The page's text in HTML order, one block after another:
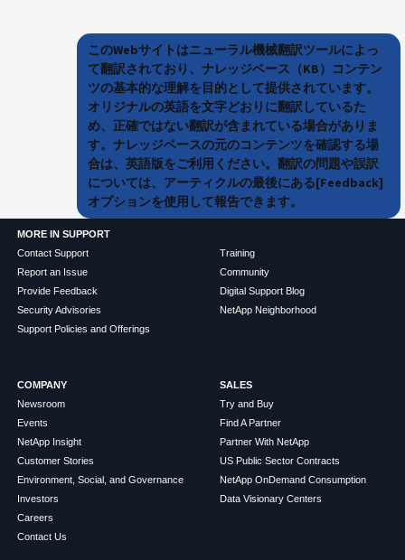
このWebサイトはニューラル機械翻訳ツールによっ
て翻訳されており、ナレッジベース（KB）コンテン
ツの基本的な理解を目的として提供されています。
オリジナルの英語を文字どおりに翻訳しているた
め、正確ではない翻訳が含まれている場合がありま
す。ナレッジベースの元のコンテンツを確認する場
合は、英語版をご利用ください。翻訳の問題や誤訳
については、アーティクルの最後にある[Feedback]
オプションを使用して報告できます。
MORE IN SUPPORT
Contact Support
Report an Issue
Provide Feedback
Security Advisories
Support Policies and Offerings
Training
Community
Digital Support Blog
NetApp Neighborhood
COMPANY
Newsroom
Events
NetApp Insight
Customer Stories
Environment, Social, and Governance
Investors
Careers
Contact Us
SALES
Try and Buy
Find A Partner
Partner With NetApp
US Public Sector Contracts
NetApp OnDemand Consumption
Data Visionary Centers